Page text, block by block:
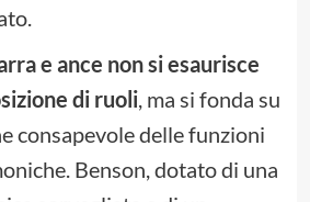
e ance non si esaurisce
di ruoli, ma si fonda su
consapevole delle funzioni
Benson, dotato di una